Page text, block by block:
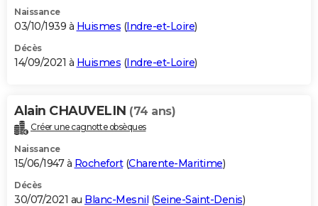
Naissance
03/10/1939 à Huismes (Indre-et-Loire)
Décès
14/09/2021 à Huismes (Indre-et-Loire)
Alain CHAUVELIN (74 ans)
Créer une cagnotte obsèques
Naissance
15/06/1947 à Rochefort(Charente-Maritime)
Décès
30/07/2021 au Blanc-Mesnil (Seine-Saint-Denis)